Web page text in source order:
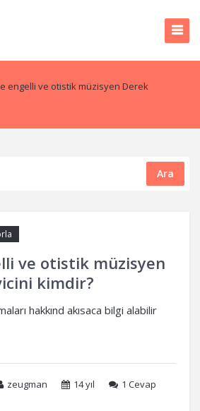
engelli ve otistik müzisyen Derek
Ara
ve otistik müzisyen
kimdir?
hakkınd akısaca bilgi alabilir
zeugman 14 yıl 1 Cevap